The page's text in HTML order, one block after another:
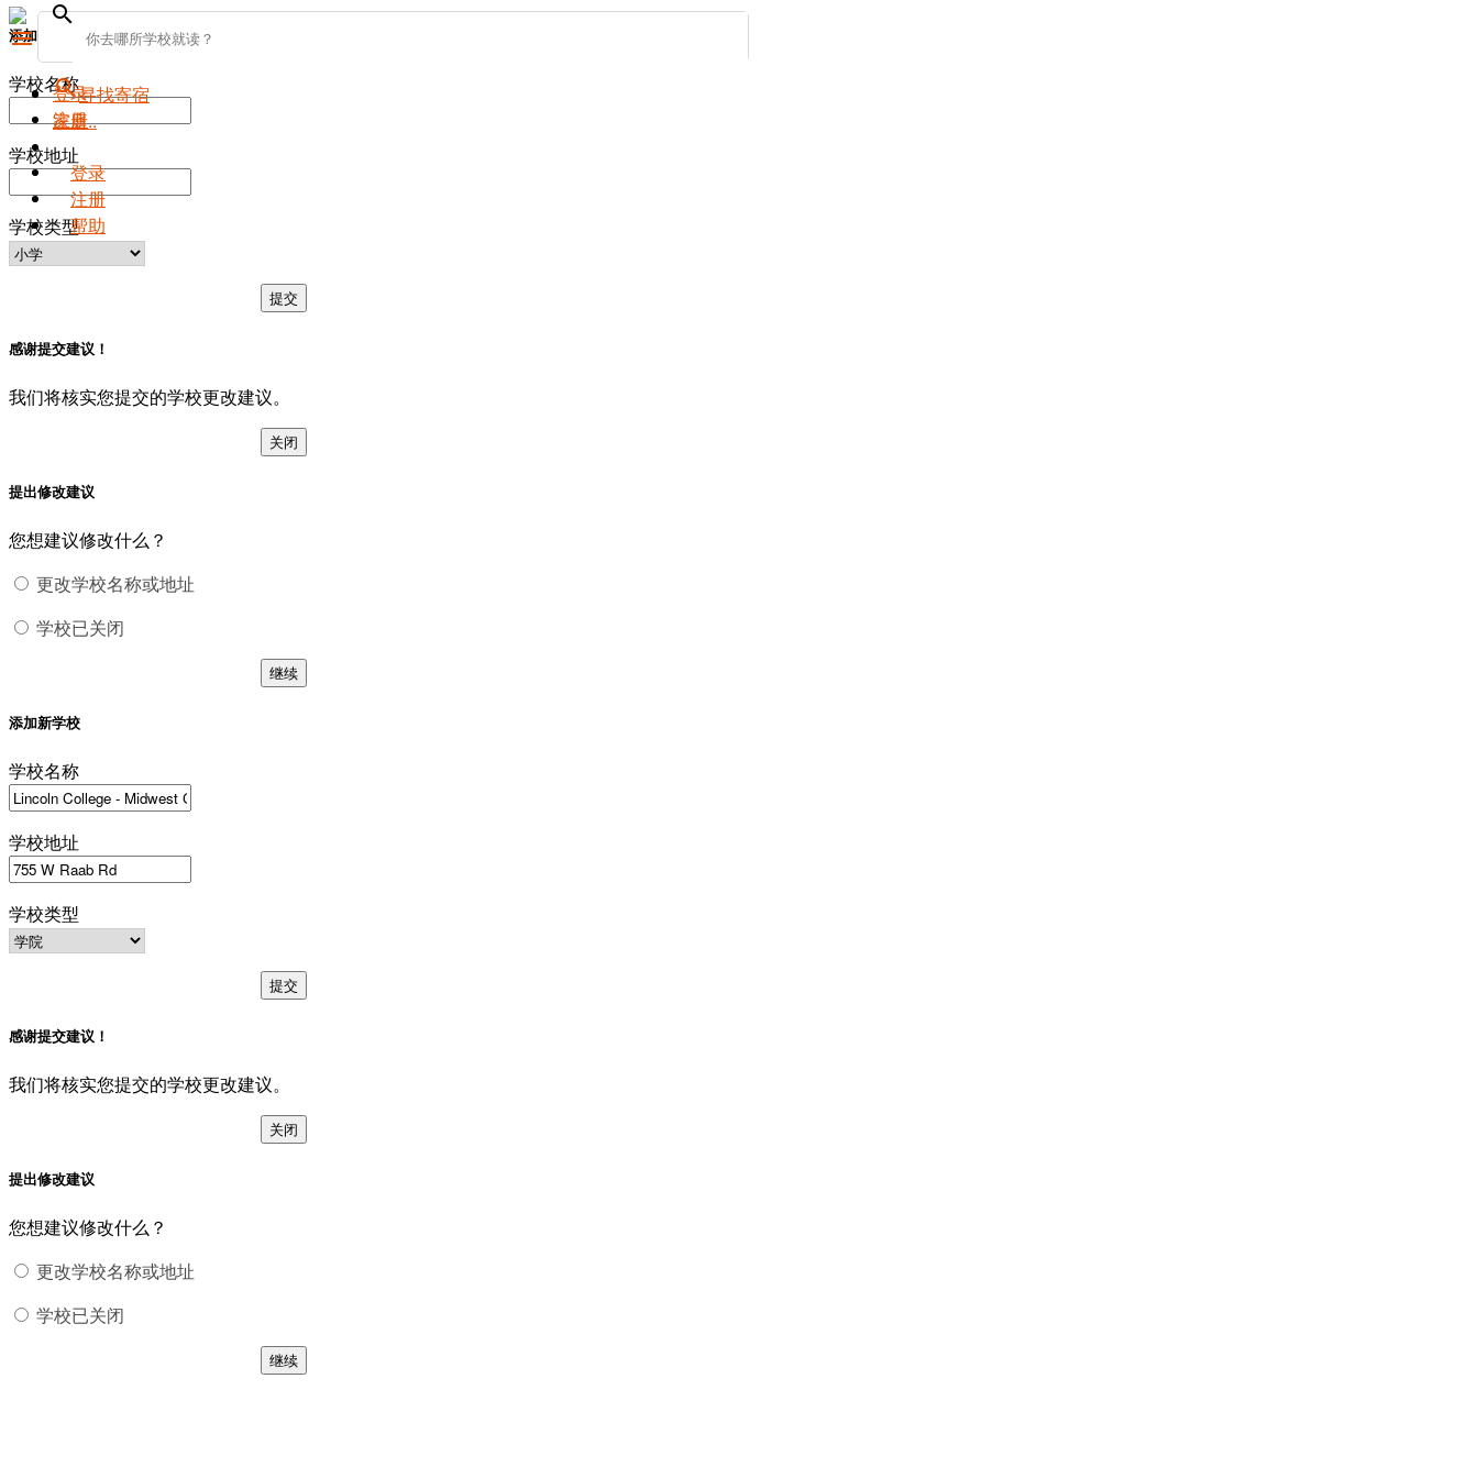
menu
search寻找寄宿
家庭..
登录
注册
帮助
添加新学校
学校名称
学校地址
学校类型
提交
感谢提交建议！
我们将核实您提交的学校更改建议。
关闭
提出修改建议
您想建议修改什么？
更改学校名称或地址
学校已关闭
继续
search
登录
注册
添加新学校
学校名称
学校地址
学校类型
提交
感谢提交建议！
我们将核实您提交的学校更改建议。
关闭
提出修改建议
您想建议修改什么？
更改学校名称或地址
学校已关闭
继续